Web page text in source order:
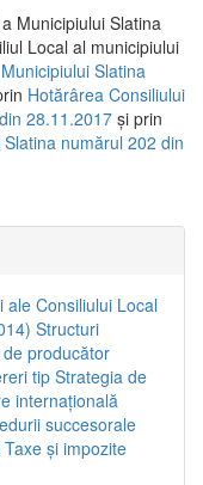
Municipiului Slatina
Local al municipiului
Slatina
Hotărârea Consiliului
28.11.2017 și prin
numărul 202 din
ale Consiliului Local
Structuri
producător
tipStrategia de
internaţională
succesorale
Taxe şi impozite